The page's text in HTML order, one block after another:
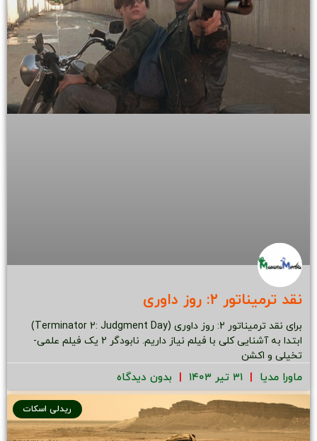
نقد ترمیناتور ۲: روز داوری
برای نقد ترمیناتور 2: روز داوری (Terminator 2: Judgment Day)
ابتدا به آشنایی کلی با فیلم نیاز داریم. نابودگر 2 یک فیلم علمی-
تخیلی و اکشن
ماورا مدیا بدون دیدگاه
ریدلی اسکات